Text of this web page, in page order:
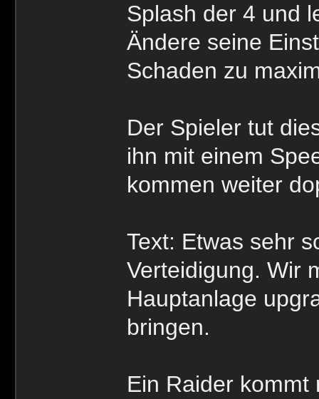
Splash der 4 und
Ändere seine
Schaden zu
Der Spieler tut
ihn mit einem
kommen weiter
Text: Etwas sehr
Verteidigung. Wir
Hauptanlage
bringen.
Ein Raider